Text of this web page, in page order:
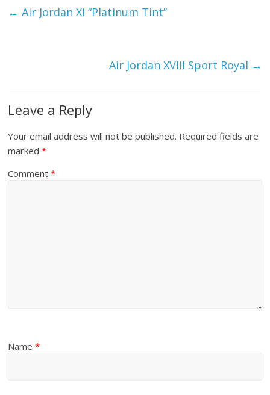
e
← Air Jordan XI “Platinum Tint”
Air Jordan XVIII Sport Royal →
Leave a Reply
Your email address will not be published. Required fields are
marked*
Comment*
Name*